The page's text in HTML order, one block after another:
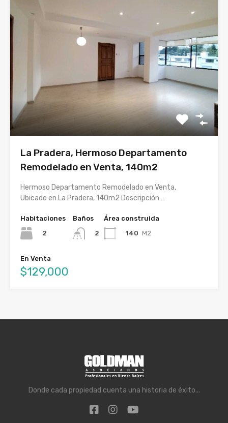
La Pradera, Hermoso Departamento
Remodelado en Venta, 140m2
Hermoso Departamento Remodelado en Venta,
Ubicado en La Pradera, 140m2 Descripción…
Habitaciones
2
Baños
2
Área construida
140 M2
En Venta
$129,000
Donde cada propiedad cuenta una historia de éxito...